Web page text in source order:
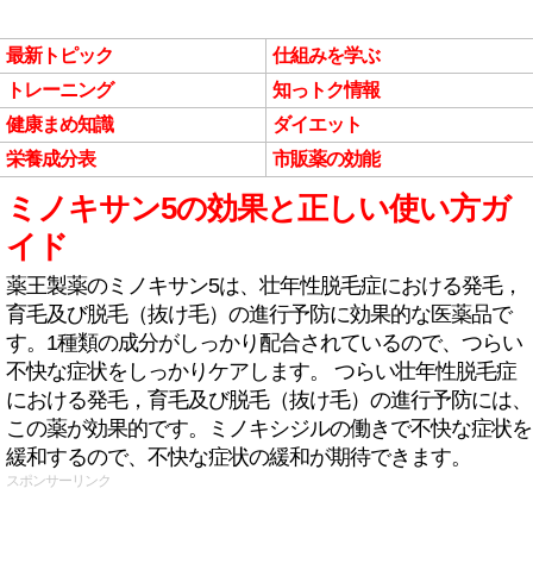
最新トピック
仕組みを学ぶ
トレーニング
知っトク情報
健康まめ知識
ダイエット
栄養成分表
市販薬の効能
ミノキサン5の効果と正しい使い方ガ
イド
薬王製薬のミノキサン5は、壮年性脱毛症における発毛，
育毛及び脱毛（抜け毛）の進行予防に効果的な医薬品で
す。1種類の成分がしっかり配合されているので、つらい
不快な症状をしっかりケアします。 つらい壮年性脱毛症
における発毛，育毛及び脱毛（抜け毛）の進行予防には、
この薬が効果的です。ミノキシジルの働きで不快な症状を
緩和するので、不快な症状の緩和が期待できます。
スポンサーリンク